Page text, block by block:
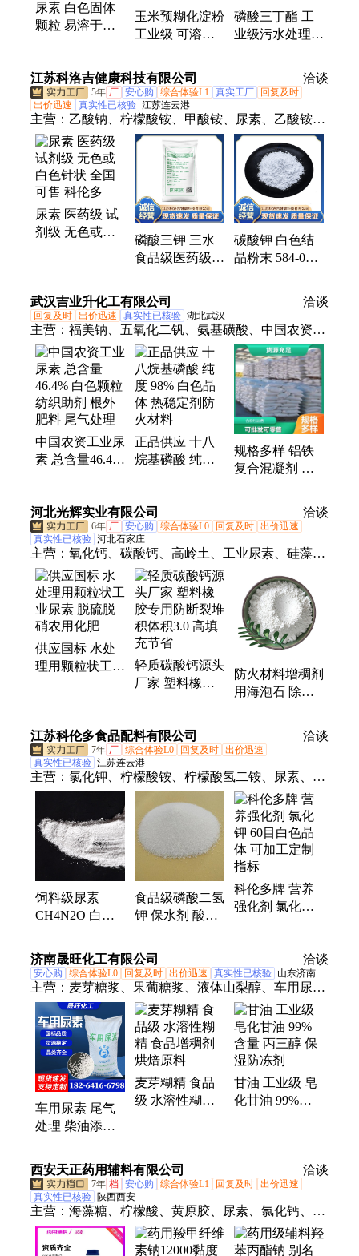
尿素 白色固体
颗粒 易溶于水
存充足
玉米预糊化淀粉
工业级 可溶性
性改性高粘结支
持定制
磷酸三丁酯 工
业级污水处理消
江苏科洛吉健康科技有限公司 洽谈
5年 厂 安心购 综合体验L1 真实工厂
回复及时
出价迅速
真实性已核验 江苏连云港
主营： 乙酸钠、柠檬酸铵、甲酸铵、尿素、乙酸铵、
草酸铵、草酸亚铁、硫酸亚铁、双乙酸钠、硫酸镁、
碳酸钾、氯化钾、碳酸氢钾、甲酸钾、磷酸氢二钠、
磷酸氢二钾
尿素 医药级 试
剂级 无色或白
磷酸三钾 三水
食品级医药级
黏结剂 科伦多
碳酸钾 白色结
晶粉末 584-08-7
武汉吉业升化工有限公司 洽谈
回复及时 出价迅速 真实性已核验 湖北武汉
主营： 福美钠、五氧化二钒、氨基磺酸、中国农资工
业尿素、氨基化锂、焦性没食子酸、次氯酸钙、漂粉
精、酪蛋白胨、甘油、九水硫化钠、牛油脂肪酸、酵
母膏、氟硅酸钠、单乙醇胺、氢氧化钾、氟化钠、氟
化钙、氧化铅、油酸钠、偏钒酸铵、氢氧化钡、EVA
乳液、二硫化钼、氟化氢钾
中国农资工业尿
素 总含量46.4%
尾气处理
正品供应 十八
烷基磷酸 纯度
料
规格多样 铝铁
复合混凝剂 优
色粉末 用于生
活用水
河北光辉实业有限公司 洽谈
6年 厂 安心购 综合体验L0 回复及时 出价迅速
真实性已核验 河北石家庄
主营： 氧化钙、碳酸钙、高岭土、工业尿素、硅藻
土、膨润土、硫酸钡、重晶石、三聚氰胺、氢氧化
钙、工业盐、石英砂、碳酸氢钠、小苏打、轻质碳酸
钙、融雪剂、海泡石、磁粉、铁粉、矿渣粉、纳米碳
酸钙、活性钙、脱硫增效剂
供应国标 水处
理用颗粒状工业
轻质碳酸钙源头
厂家 塑料橡胶
节省
防火材料增稠剂
用海泡石 除臭
江苏科伦多食品配料有限公司 洽谈
7年 厂 综合体验L0 回复及时 出价迅速
真实性已核验 江苏连云港
主营： 氯化钾、柠檬酸铵、柠檬酸氢二铵、尿素、柠
檬酸钾、磷酸氢二钾、磷酸二氢钾、磷酸钾、乙酸
铵、乙酸钠、醋酸铵、醋酸钠、乙酸钾、草酸铵、醋
酸钾、硫酸镁、硫酸锌、甲酸铵、草酸铜、草酸钾、
硫酸锰、硫酸钠、硫酸铵、磷酸氢镁
饲料级尿素
CH4N2O 白色
胺 有机化合物
食品级磷酸二氢
钾 保水剂 酸度
磷酸氢钾 科伦
多
科伦多牌 营养
强化剂 氯化钾
济南晟旺化工有限公司
洽谈
安心购 综合体验L0 回复及时 出价迅速 真实性已核验 山东济南
主营： 麦芽糖浆、果葡糖浆、液体山梨醇、车用尿
素、固体山梨醇、一水葡萄糖、一水柠檬酸、麦芽糊
精、液体石灰氮、三氯化铁、氨基磺酸、低聚果糖、
低聚异麦芽糖、硫酸铵、葡萄糖酸钠、固体石灰氮、
氢氧化钾、次氯酸钠、亚硫酸氢钠、氢氧化钠、二氯
甲烷、桐油、甲醇、乙醇、糖蜜
车用尿素 尾气
处理 柴油添加
体颗粒
麦芽糊精 食品
级 水溶性糊精
甘油 工业级 皂
化甘油 99%含
西安天正药用辅料有限公司 洽谈
7年 档 安心购 综合体验L1 回复及时 出价迅速
真实性已核验 陕西西安
主营： 海藻糖、柠檬酸、黄原胶、尿素、氯化钙、薄
荷脑、泊洛沙姆、聚乙烯醇PVA、聚山梨酯、碳酸氢
钠、注射蛋黄卵磷脂、注射大豆油、甘油、倍他环糊